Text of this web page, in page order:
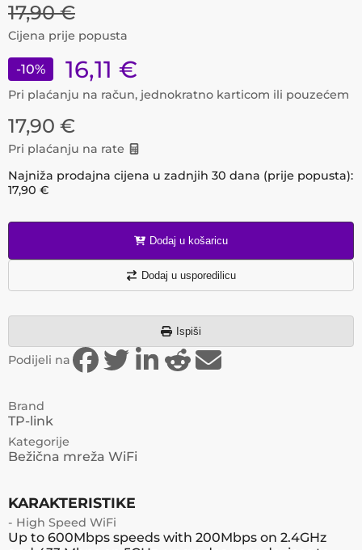
17,90 €
Cijena prije popusta
-10% 16,11 €
Pri plaćanju na račun, jednokratno karticom ili pouzećem
17,90 €
Pri plaćanju na rate
Najniža prodajna cijena u zadnjih 30 dana (prije popusta):
17,90 €
Dodaj u košaricu
Dodaj u usporedilicu
Ispiši
Podijeli na
Brand
TP-link
Kategorije
Bežična mreža WiFi
KARAKTERISTIKE
- High Speed WiFi
Up to 600Mbps speeds with 200Mbps on 2.4GHz